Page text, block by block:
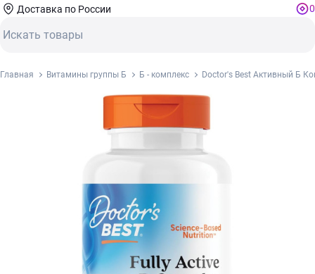
Доставка по России 0
Главная Витамины группы Б Б - комплекс Doctor's Best Активный Б